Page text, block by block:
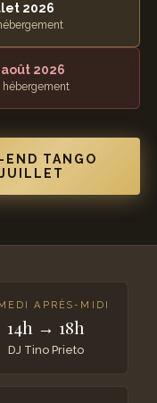
2026
2026
hébergement
TANGO
APRÈS-MIDI
14h → 18h
DJ Tino Prieto